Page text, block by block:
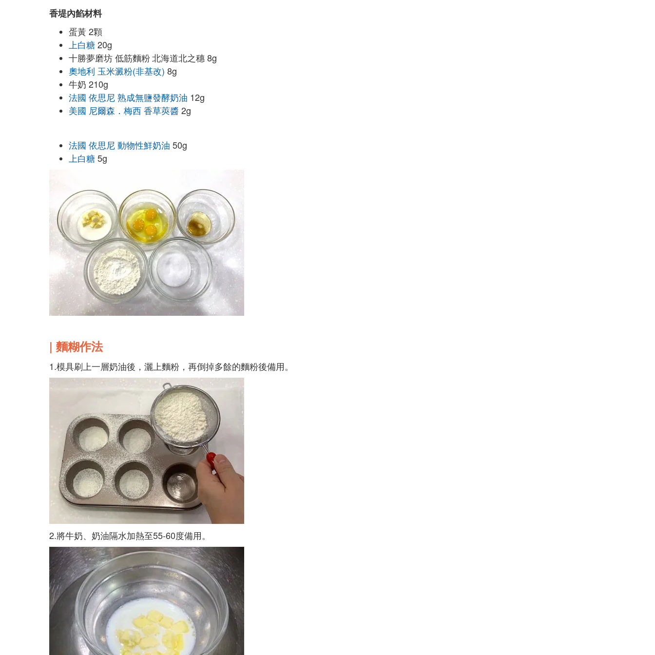
香堤內餡材料
蛋黃 2顆
上白糖20g
十勝夢磨坊低筋麵粉北海道北之穗8g
奧地利 玉米澱粉(非基改) 8g
牛奶 210g
法國 依思尼 熟成無鹽發酵奶油 12g
美國 尼爾森．梅西 香草莢醬2g
法國 依思尼 動物性鮮奶油 50g
上白糖5g
| 麵糊作法
1.模具刷上一層奶油後，灑上麵粉，再倒掉多餘的麵粉後備用。
2.將牛奶、奶油隔水加熱至55-60度備用。